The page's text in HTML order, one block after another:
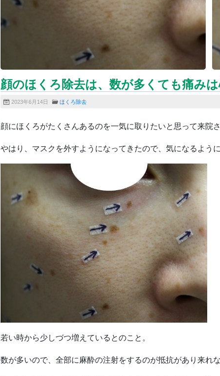
顔のほくろ除去は、数が多くても痛みは
2023年6月14日 ほくろ除去
顔にほくろがたくさんあるのを一気に取りたいと思って来院さ
やはり、マスクを外すようになってきたので、気になるよう
若い時から少しづつ増えているとのこと。
数が多いので、全部に麻酔の注射をするのが抵抗があり来れ